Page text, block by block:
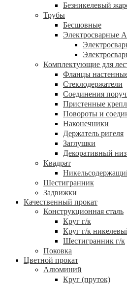
Безникелевый
Трубы
Бесшовные
Электросварные
Комплектующие для
Фланцы
Стеклодержатели
Соединения
Пристенные
Повороты и
Наконечники
Держатель ригеля
Заглушки
Декоративный
Квадрат
Шестигранник
Задвижки
Качественный прокат
Конструкционная сталь
Круг г/к
Круг г/к
Шестигранник г/к
Поковка
Цветной прокат
Алюминий
Круг (пруток)